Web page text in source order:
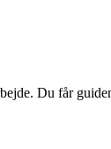
Du får